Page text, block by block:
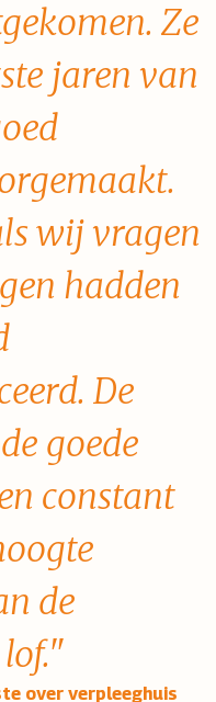
Ze
jaren van
wij vragen
hadden
De
goede
constant
de
over verpleeghuis